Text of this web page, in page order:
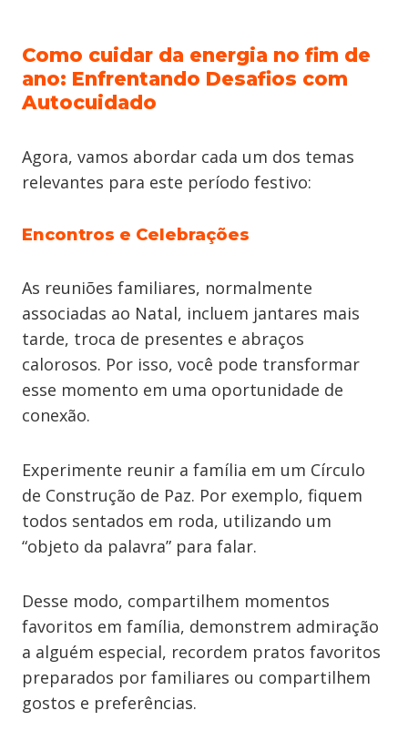
Como cuidar da energia no fim de
ano: Enfrentando Desafios com
Autocuidado
Agora, vamos abordar cada um dos temas
relevantes para este período festivo:
Encontros e Celebrações
As reuniões familiares, normalmente
associadas ao Natal, incluem jantares mais
tarde, troca de presentes e abraços
calorosos. Por isso, você pode transformar
esse momento em uma oportunidade de
conexão.
Experimente reunir a família em um Círculo
de Construção de Paz. Por exemplo, fiquem
todos sentados em roda, utilizando um
“objeto da palavra” para falar.
Desse modo, compartilhem momentos
favoritos em família, demonstrem admiração
a alguém especial, recordem pratos favoritos
preparados por familiares ou compartilhem
gostos e preferências.